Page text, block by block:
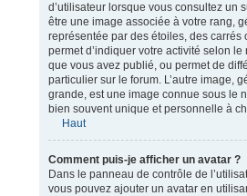
d’utilisateur lorsque vous consultez un
être une image associée à votre rang,
représentée par des étoiles, des carrés
permet d’indiquer votre activité selon
que vous avez publié, ou permet de
particulier sur le forum. L’autre image,
grande, est une image connue sous le
bien souvent unique et personnelle à
Haut
Comment puis-je afficher un avatar ?
Dans le panneau de contrôle de
vous pouvez ajouter un avatar en